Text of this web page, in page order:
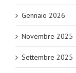
Gennaio 2026
Novembre 2025
Settembre 2025